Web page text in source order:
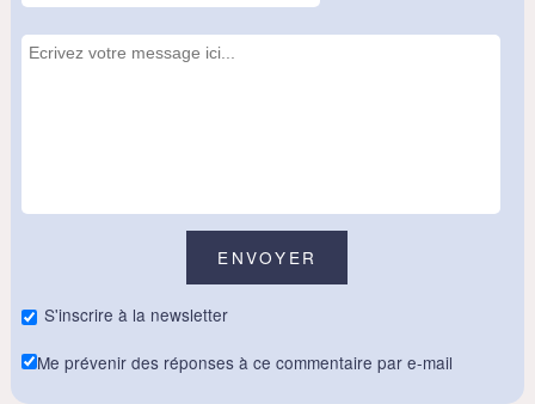
S'inscrire à la newsletter
Me prévenir des réponses à ce commentaire par e-mail